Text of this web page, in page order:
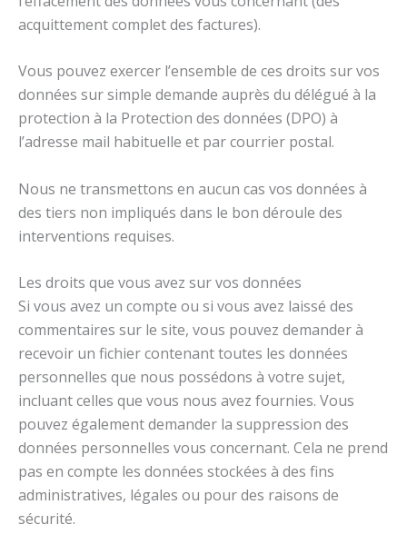
acquittement complet des factures).
Vous pouvez exercer l’ensemble de ces droits sur vos
données sur simple demande auprès du délégué à la
protection à la Protection des données (DPO) à
l’adresse mail habituelle et par courrier postal.
Nous ne transmettons en aucun cas vos données à
des tiers non impliqués dans le bon déroule des
interventions requises.
Les droits que vous avez sur vos données
Si vous avez un compte ou si vous avez laissé des
commentaires sur le site, vous pouvez demander à
recevoir un fichier contenant toutes les données
personnelles que nous possédons à votre sujet,
incluant celles que vous nous avez fournies. Vous
pouvez également demander la suppression des
données personnelles vous concernant. Cela ne prend
pas en compte les données stockées à des fins
administratives, légales ou pour des raisons de
sécurité.